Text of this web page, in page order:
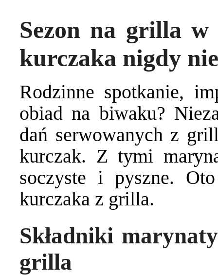
Sezon na grilla w
kurczaka nigdy
Rodzinne spotkanie,
obiad na biwaku?
dań serwowanych z
kurczak. Z tymi
soczyste i pyszne.
kurczaka z grilla.
Składniki
grilla